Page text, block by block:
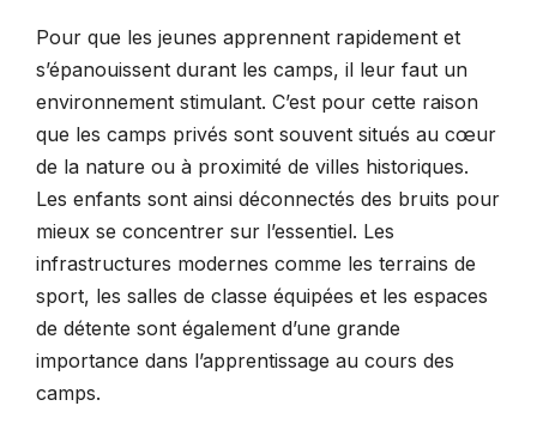
Pour que les jeunes apprennent rapidement et
s’épanouissent durant les camps, il leur faut un
environnement stimulant. C’est pour cette raison
que les camps privés sont souvent situés au cœur
de la nature ou à proximité de villes historiques.
Les enfants sont ainsi déconnectés des bruits pour
mieux se concentrer sur l’essentiel. Les
infrastructures modernes comme les terrains de
sport, les salles de classe équipées et les espaces
de détente sont également d’une grande
importance dans l’apprentissage au cours des
camps.